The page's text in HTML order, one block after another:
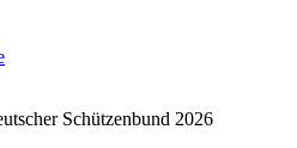
Schützenbund 2026